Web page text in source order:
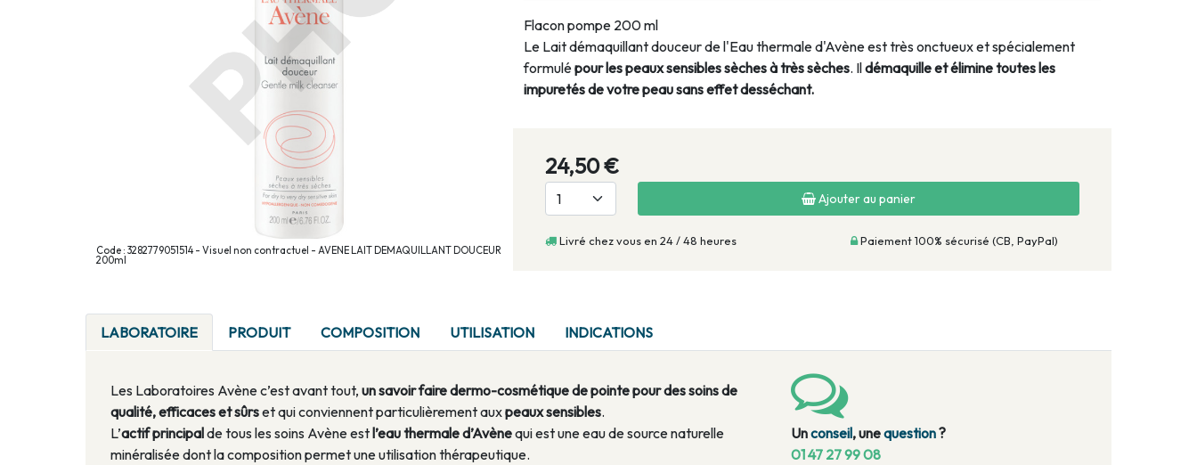
Code : 3282779051514 - Visuel non contractuel - AVENE LAIT DEMAQUILLANT DOUCEUR
200ml
Flacon pompe 200 ml
Le Lait démaquillant douceur de l'Eau thermale d'Avène est très onctueux et spécialement
formulépour les peaux sensibles sèches à très sèches. Ildémaquille et élimine toutes les
impuretés de votre peau sans effet desséchant.
24,50 €
Ajouter au panier
Livré chez vous en 24 / 48 heures Paiement 100% sécurisé (CB, PayPal)
LABORATOIRE PRODUIT COMPOSITION UTILISATION INDICATIONS
Les Laboratoires Avène c’est avant tout, un savoir faire dermo-cosmétique de pointe pour des soins de
qualité, efficaces et sûrset qui conviennent particulièrement auxpeaux sensibles.
L’actif principalde tous les soins Avène estl’eau thermale d’Avènequi est une eau de source naturelle
minéralisée dont la composition permet une utilisation thérapeutique.
Unconseil, unequestion?
01 47 27 99 08